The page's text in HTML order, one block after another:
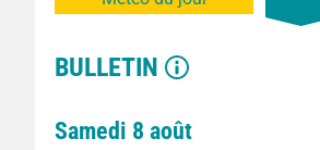
BULLETIN
Samedi 8 août